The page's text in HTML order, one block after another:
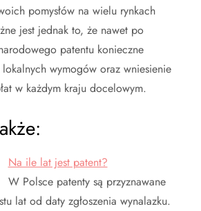
pomysłów na wielu rynkach
jest jednak to, że nawet po
patentu konieczne
lokalnych wymogów oraz wniesienie
w każdym kraju docelowym.
Na ile lat jest patent?
W Polsce patenty są przyznawane
lat od daty zgłoszenia wynalazku.